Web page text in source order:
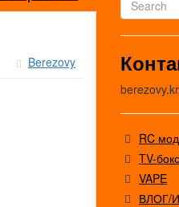
Berezovy
RC
TV-
VAPE
ВЛОГ/